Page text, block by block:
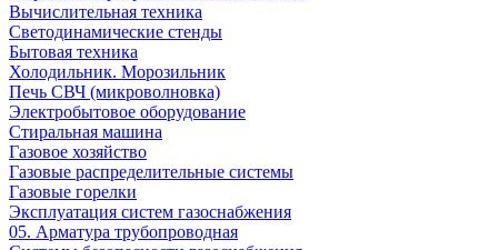
Вычислительная техника
Светодинамические стенды
Бытовая техника
Холодильник. Морозильник
Печь СВЧ (микроволновка)
Электробытовое оборудование
Стиральная машина
Газовое хозяйство
Газовые распределительные системы
Газовые горелки
Эксплуатация систем газоснабжения
05. Арматура трубопроводная